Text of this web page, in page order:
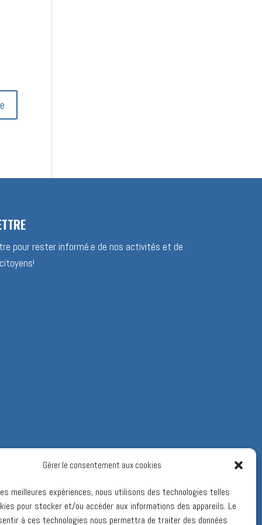
Gérer le consentement aux cookies
meilleures expériences, nous utilisons des technologies telles
pour stocker et/ou accéder aux informations des appareils. Le
à ces technologies nous permettra de traiter des données
pour rester informé.e de nos activités et de